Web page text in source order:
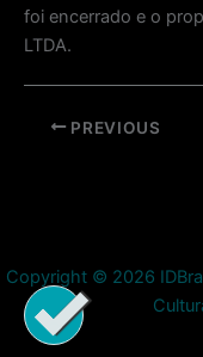
foi encerrado e o
LTDA.
Post
PREVIOUS
Copyright © 2026